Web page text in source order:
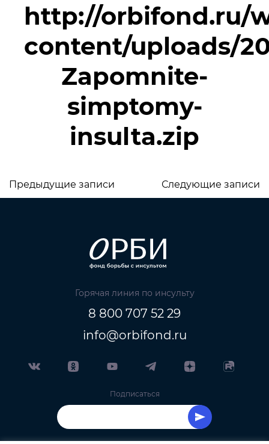
http://orbifond.ru/
content/uploads/
Zapomnite-
simptomy-
insulta.zip
Навигация
записям
Предыдущие записи Следующие записи
Горячая линия по инсульту
8 800 707 52 29
info@orbifond.ru
Подписаться